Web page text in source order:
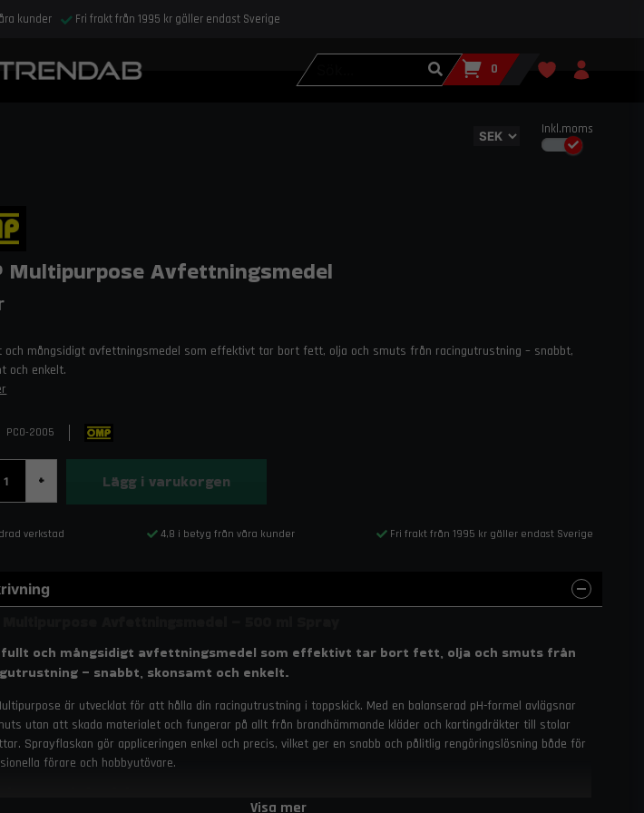
kunder Fri frakt från 1995 kr gäller endast Sverige
Inkl.moms
0
Multipurpose Avfettningsmedel
och mångsidigt avfettningsmedel som effektivt tar bort fett, olja och smuts från racingutrustning – snabbt,
och enkelt.
PC0-2005
+ Lägg i varukorgen
verkstad 4,8 i betyg från våra kunder Fri frakt från 1995 kr gäller endast Sverige
och mångsidigt avfettningsmedel som effektivt tar bort fett, olja och smuts från
– snabbt, skonsamt och enkelt.
är utvecklat för att hålla din racingutrustning i toppskick. Med en balanserad pH-formel avlägsnar
utan att skada materialet och fungerar på allt från brandhämmande kläder och kartingdräkter till stolar
Sprayflaskan gör appliceringen enkel och precis, vilket ger en snabb och pålitlig rengöringslösning både för
förare och hobbyutövare.
Visa mer